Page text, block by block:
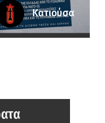
Κατιούσα